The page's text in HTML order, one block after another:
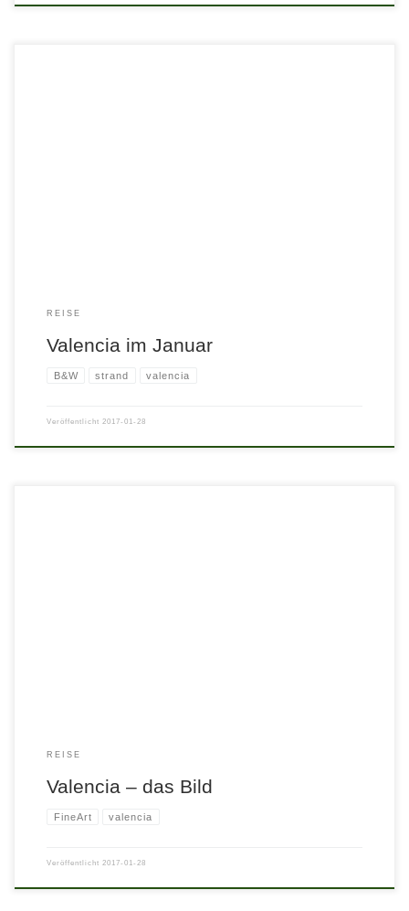
REISE
Valencia im Januar
B&W strand valencia
Veröffentlicht 2017-01-28
REISE
Valencia – das Bild
FineArt valencia
Veröffentlicht 2017-01-28